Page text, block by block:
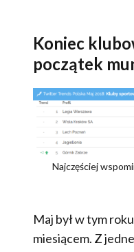
Koniec
początek
Najczęściej
Maj był w tym
miesiącem. Z